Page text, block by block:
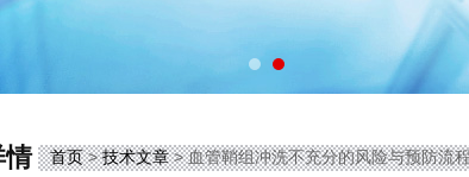
情 首页>技术文章> 血管鞘组冲洗不充分的风险与预防流